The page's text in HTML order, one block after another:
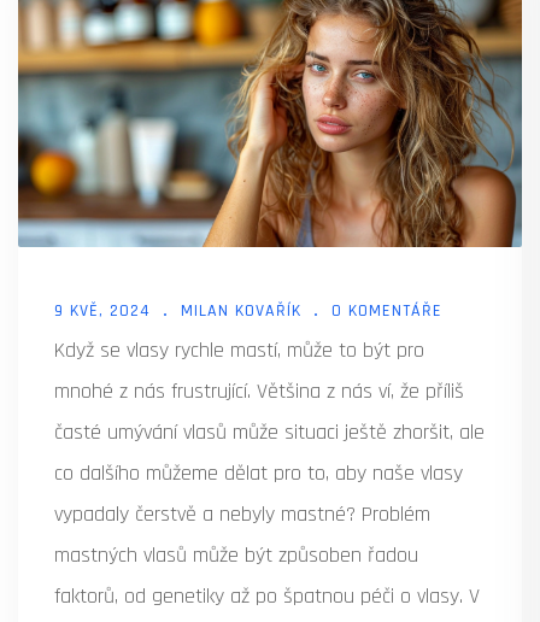
9 KVĚ, 2024 MILAN KOVAŘÍK 0 KOMENTÁŘE
Když se vlasy rychle mastí, může to být pro
mnohé z nás frustrující. Většina z nás ví, že příliš
časté umývání vlasů může situaci ještě zhoršit, ale
co dalšího můžeme dělat pro to, aby naše vlasy
vypadaly čerstvě a nebyly mastné? Problém
mastných vlasů může být způsoben řadou
faktorů, od genetiky až po špatnou péči o vlasy. V